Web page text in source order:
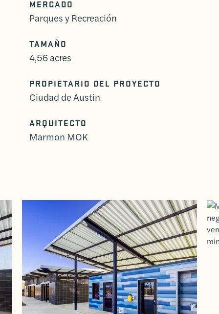
MERCADO
Parques y Recreación
TAMAÑO
4,56 acres
PROPIETARIO DEL PROYECTO
Ciudad de Austin
ARQUITECTO
Marmon MOK